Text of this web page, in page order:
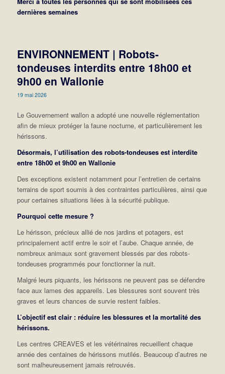
dernières semaines
ENVIRONNEMENT | Robots-
tondeuses interdits entre 18h00 et
9h00 en Wallonie
19 mai 2026
Le Gouvernement wallon a adopté une nouvelle réglementation
afin de mieux protéger la faune nocturne, et particulièrement les
hérissons.
Désormais, l’utilisation des robots-tondeuses est interdite
entre 18h00 et 9h00 en Wallonie
Des exceptions existent notamment pour l’entretien de certains
terrains de sport soumis à des contraintes particulières, ainsi que
pour certaines situations liées à la sécurité publique.
Pourquoi cette mesure ?
Le hérisson, précieux allié de nos jardins et potagers, est
principalement actif entre le soir et l’aube. Chaque année, de
nombreux animaux sont gravement blessés par des robots-
tondeuses programmés pour fonctionner la nuit.
Malgré leurs piquants, les hérissons ne peuvent pas se défendre
face aux lames des appareils. Les blessures sont souvent très
graves et leurs chances de survie restent faibles.
L’objectif est clair : réduire les blessures et la mortalité des
hérissons.
Les centres CREAVES et les vétérinaires recueillent chaque
année des centaines de hérissons mutilés. Beaucoup d’autres ne
sont malheureusement jamais retrouvés.